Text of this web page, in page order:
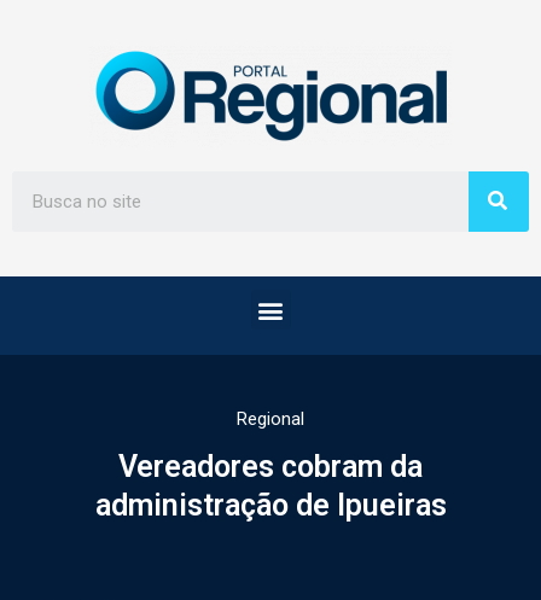
Regional
Vereadores cobram da
administração de Ipueiras